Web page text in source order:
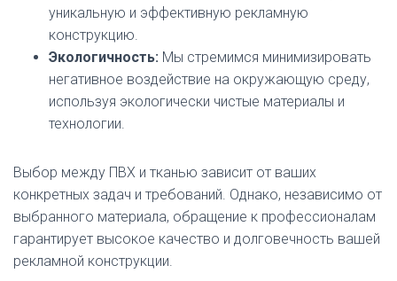
уникальную и эффективную рекламную
конструкцию.
Экологичность: Мы стремимся минимизировать
негативное воздействие на окружающую среду,
используя экологически чистые материалы и
технологии.
Выбор между ПВХ и тканью зависит от ваших
конкретных задач и требований. Однако, независимо от
выбранного материала, обращение к профессионалам
гарантирует высокое качество и долговечность вашей
рекламной конструкции.